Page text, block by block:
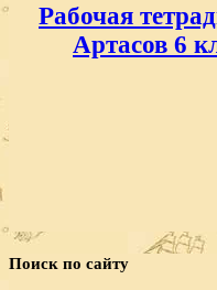
Рабочая
Артасов 6
Поиск по сайту